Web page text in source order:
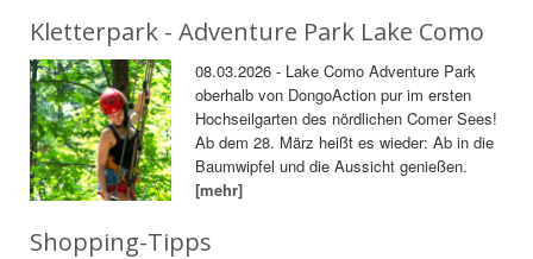
Kletterpark - Adventure Park Lake Como
08.03.2026 - Lake Como Adventure Park
oberhalb von DongoAction pur im ersten
Hochseilgarten des nördlichen Comer Sees!
Ab dem 28. März heißt es wieder: Ab in die
Baumwipfel und die Aussicht genießen.
[mehr]
Shopping-Tipps